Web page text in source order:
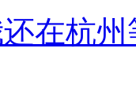
在杭